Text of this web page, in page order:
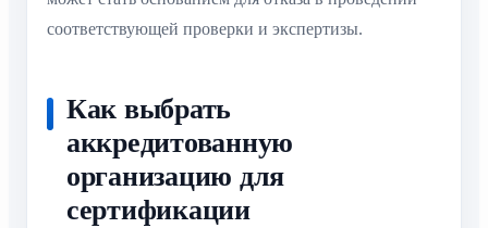
соответствующей проверки и экспертизы.
Как выбрать
аккредитованную
организацию для
сертификации